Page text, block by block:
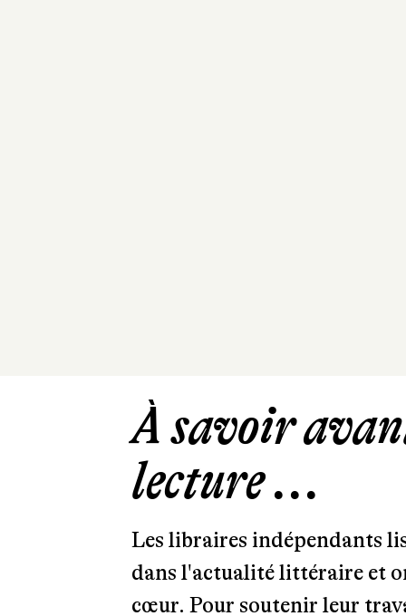
À savoir
lecture ...
Les libraires indépendants
dans l'actualité littéraire et
cœur. Pour soutenir leur